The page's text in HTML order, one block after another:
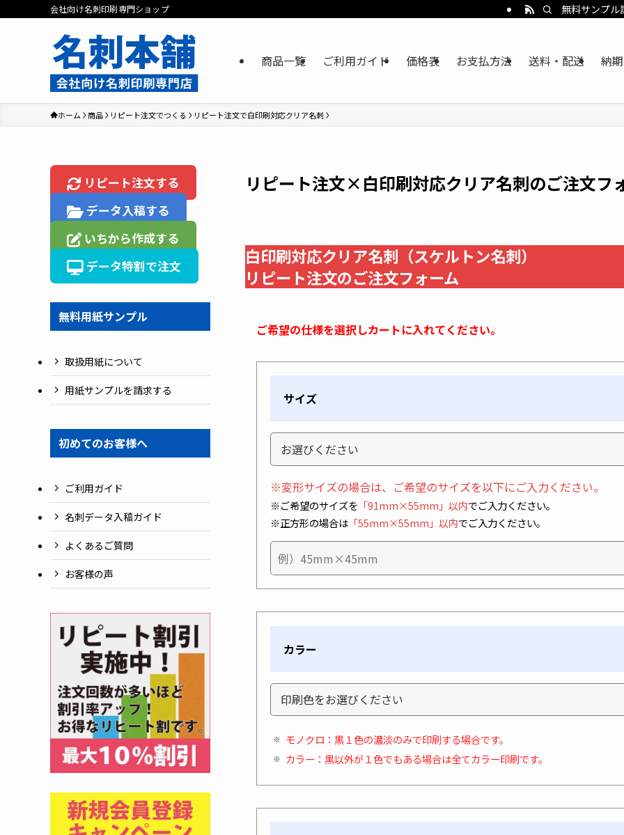
会社向け名刺印刷専門ショップ 無料サンプル
商品一覧 ご利用ガイド 価格表 お支払方法 送料・配送 納
ホーム 商品 リピート注文でつくる リピート注文で白印刷対応クリア名刺
リピート注文×白印刷対応クリア名刺のご注文フ
白印刷対応クリア名刺（スケルトン名刺）
リピート注文のご注文フォーム
ご希望の仕様を選択しカートに入れてください。
サイズ
※変形サイズの場合は、ご希望のサイズを以下にご入力ください。
※ご希望のサイズを 「91mm×55mm」以内でご入力ください。
※正方形の場合は 「55mm×55mm」以内でご入力ください。
カラー
モノクロ：黒１色の濃淡のみで印刷する場合です。
カラー：黒以外が１色でもある場合は全てカラー印刷です。
リピート注文する
データ入稿する
いちから作成する
データ特割で注文
無料用紙サンプル
取扱用紙について
用紙サンプルを請求する
初めてのお客様へ
ご利用ガイド
名刺データ入稿ガイド
よくあるご質問
お客様の声